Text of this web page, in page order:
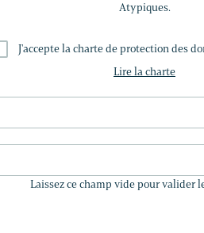
Atypiques.
J'accepte la charte de protection des
Lire la charte
CHAMP
Laissez ce champ vide pour valider